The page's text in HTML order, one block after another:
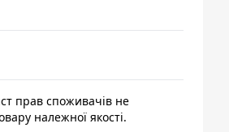
прав споживачів не
належної якості.